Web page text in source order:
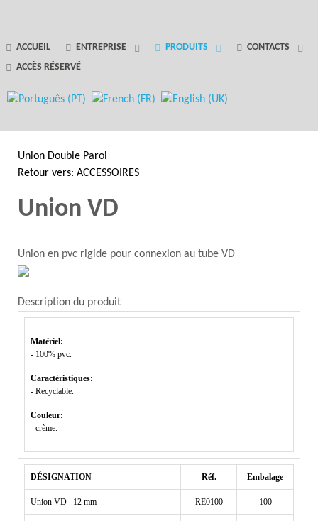
ACCUEIL ENTREPRISE PRODUITS
CONTACTS
ACCÈS RÉSERVÉ
GANTRY 5 PARTICLE
Error while rendering particle.
Union Double Paroi
Retour vers: ACCESSOIRES
Union VD
Union en pvc rigide pour connexion au tube VD
Description du produit
Matériel:
- 100% pvc.
Caractéristiques:
- Recyclable.
Couleur:
- crème.
DÉSIGNATION Réf. Embalage
Union VD 12 mm RE0100 100